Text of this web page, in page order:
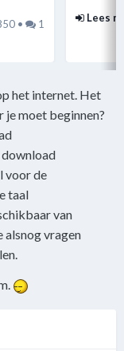
• 1 Lees
het internet. Het
je moet beginnen?
voor de
taal
van
alsnog vragen